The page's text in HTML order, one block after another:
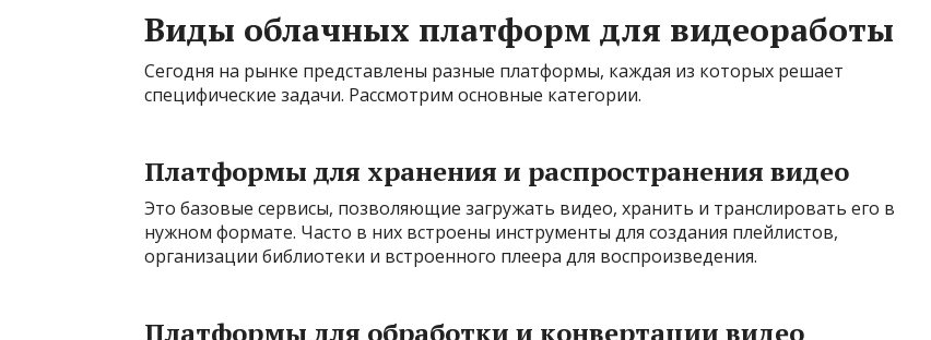
Виды облачных платформ для видеоработы
Сегодня на рынке представлены разные платформы, каждая из которых решает
специфические задачи. Рассмотрим основные категории.
Платформы для хранения и распространения видео
Это базовые сервисы, позволяющие загружать видео, хранить и транслировать его в
нужном формате. Часто в них встроены инструменты для создания плейлистов,
организации библиотеки и встроенного плеера для воспроизведения.
Платформы для обработки и конвертации видео